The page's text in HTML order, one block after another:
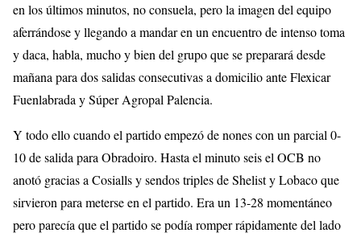
en los últimos minutos, no consuela, pero la imagen del equipo
aferrándose y llegando a mandar en un encuentro de intenso toma
y daca, habla, mucho y bien del grupo que se preparará desde
mañana para dos salidas consecutivas a domicilio ante Flexicar
Fuenlabrada y Súper Agropal Palencia.
Y todo ello cuando el partido empezó de nones con un parcial 0-
10 de salida para Obradoiro. Hasta el minuto seis el OCB no
anotó gracias a Cosialls y sendos triples de Shelist y Lobaco que
sirvieron para meterse en el partido. Era un 13-28 momentáneo
pero parecía que el partido se podía romper rápidamente del lado